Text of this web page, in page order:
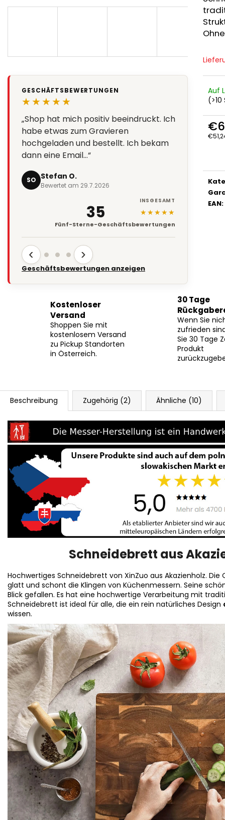
Auf
(>10
EAN:
GESCHÄFTSBEWERTUNGEN
★★★★★
„Shop hat mich positiv beeindruckt. Ich
habe etwas zum Gravieren
hochgeladen und bestellt. Ich bekam
dann eine Email…“
SO Stefan O.
Bewertet am 29.7.2026
„Super Qualität, Preis Leistung stimmt,
Lieferung super schnell“
ME Marion Eder
INSGESAMT
35 ★★★★★
Fünf-Sterne-Geschäftsbewertungen
‹ ›
Geschäftsbewertungen anzeigen
Kostenloser
Versand
Shoppen Sie mit
kostenlosem Versand
zu Pickup Standorten
in Österreich.
30 Tage
Wenn Sie
zufrieden
Sie 30 Tage
Produkt
Beschreibung Zugehörig (2) Ähnliche (10)
Schneidebrett aus
Hochwertiges Schneidebrett von XinZuo aus Akazienholz.
glatt und schont die Klingen von Küchenmessern. Seine
Blick gefallen. Es hat eine hochwertige Verarbeitung mit
Schneidebrett ist ideal für alle, die ein rein natürliches Design
wissen.